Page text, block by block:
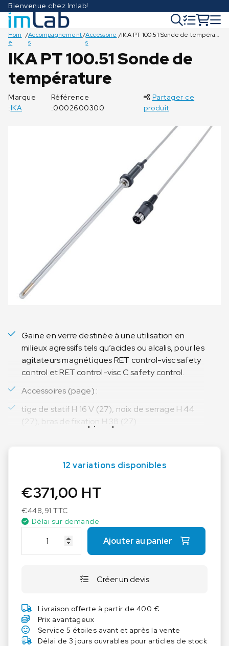
Bienvenue chez Imlab!
€€€€€€€€€€
Hom
e
/Accompagnement
s
/Accessoire
s
/ IKA PT 100.51 Sonde de température
IKA PT 100.51 Sonde de
température
Marque
:IKA
Référence
:0002600300
Partager ce
produit
Gaine en verre destinée à une utilisation en
milieux agressifs tels qu’acides ou alcalis, pour les
agitateurs magnétiques RET control-visc safety
control et RET control-visc C safety control.
Accessoires (page) :
tige de statif H 16 V (27), noix de serrage H 44
(27), bras de fixation H 38 (27)
Lire plus
12 variations disponibles
€371,00 HT
€448,91 TTC
Délai sur demande
a
t
é
d
e
Ajouter au panier
Créer un devis
Livraison offerte à partir de 400 €
Prix avantageux
Service 5 étoiles avant et après la vente
Délai de 3 jours ouvrables pour articles de stock